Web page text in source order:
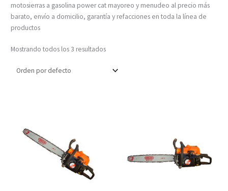
motosierras a gasolina power cat mayoreo y menudeo al precio más
barato, envío a domicilio, garantía y refacciones en toda la línea de
productos
Mostrando todos los 3 resultados